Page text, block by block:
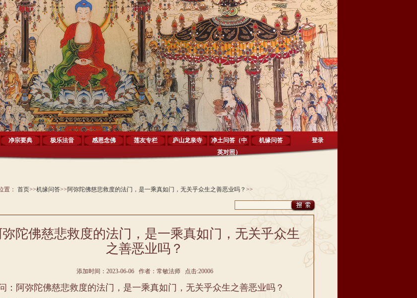
净宗要典 极乐法音 感恩念佛 莲友专栏 庐山龙泉寺
净土问答（中
英对照）
机缘问答 登录
置： 首页>>机缘问答>>阿弥陀佛慈悲救度的法门，是一乘真如门，无关乎众生之善恶业吗？ >>
弥陀佛慈悲救度的法门，是一乘真如门，无关乎众生
之善恶业吗？
添加时间：2023-06-06 作者：常敏法师 点击:20006
：阿弥陀佛慈悲救度的法门，是一乘真如门，无关乎众生之善恶业吗？